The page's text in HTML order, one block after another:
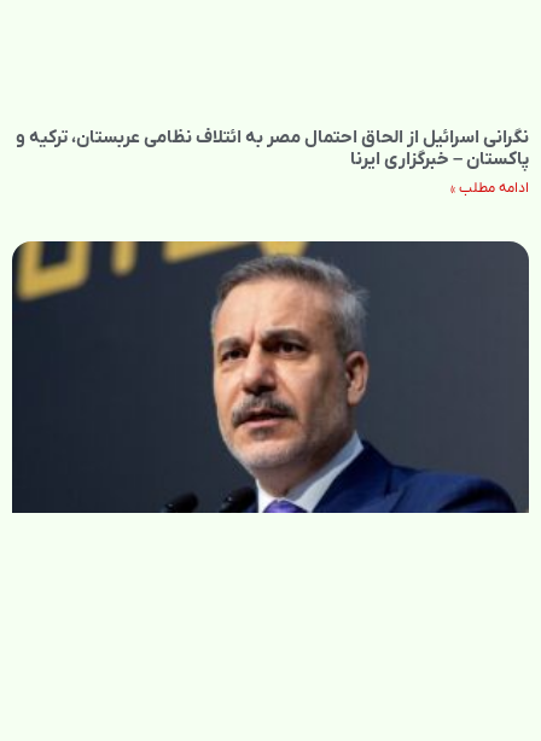
نگرانی اسرائیل از الحاق احتمال مصر به ائتلاف نظامی عربستان، ترکیه و
پاکستان – خبرگزاری ایرنا
ادامه مطلب »